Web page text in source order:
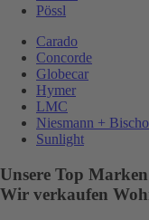
Pössl
Carado
Concorde
Globecar
Hymer
LMC
Niesmann +
Sunlight
Unsere Top
Wir verkaufen